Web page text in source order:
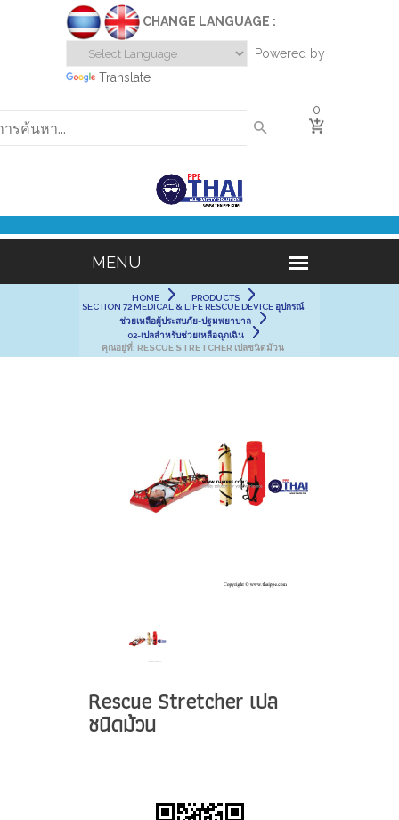
CHANGE LANGUAGE :
Powered by
Translate
0
HOME
PRODUCTS
SECTION 72 MEDICAL & LIFE RESCUE DEVICE อุปกรณ์
ช่วยเหลือผู้ประสบภัย-ปฐมพยาบาล
02-เปลสำหรับช่วยเหลือฉุกเฉิน
คุณอยู่ที่: RESCUE STRETCHER เปลชนิดม้วน
Rescue Stretcher เปล
ชนิดม้วน